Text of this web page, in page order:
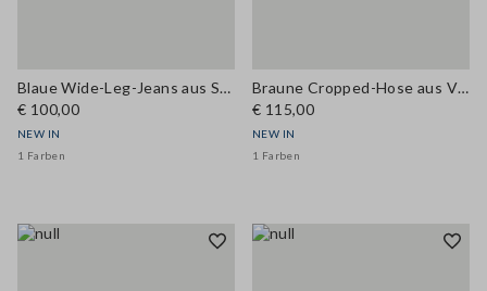
Blaue Wide-Leg-Jeans aus Stretch-Baumwolle
€ 100,00
NEW IN
1 Farben
Braune Cropped-Hose aus Viskose-Wollmix, Comfort Fit
€ 115,00
NEW IN
1 Farben